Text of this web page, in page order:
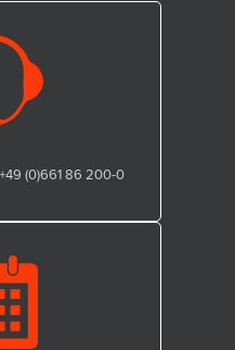
(0)661 86 200-0